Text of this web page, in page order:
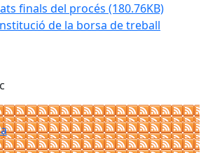
finals del procés (180.76KB)
de la borsa de treball